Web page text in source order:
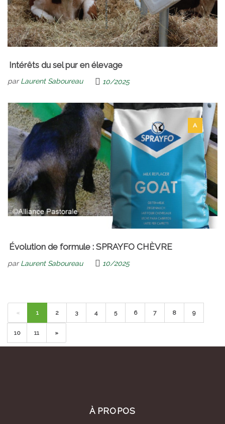
Intérêts du sel pur en élevage
parLaurent Saboureau 10/2025
A
Évolution de formule : SPRAYFO CHÈVRE
parLaurent Saboureau 10/2025
« 1 2 3 4 5 6 7 8 9
10 11 »
À PROPOS